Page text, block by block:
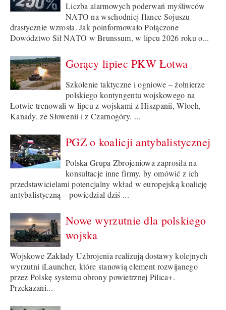
Liczba alarmowych poderwań myśliwców
NATO na wschodniej flance Sojuszu
drastycznie wzrosła. Jak poinformowało Połączone
Dowództwo Sił NATO w Brunssum, w lipcu 2026 roku o...
Gorący lipiec PKW Łotwa
Szkolenie taktyczne i ogniowe – żołnierze
polskiego kontyngentu wojskowego na
Łotwie trenowali w lipcu z wojskami z Hiszpanii, Włoch,
Kanady, ze Słowenii i z Czarnogóry. ...
PGZ o koalicji antybalistycznej
Polska Grupa Zbrojeniowa zaprosiła na
konsultacje inne firmy, by omówić z ich
przedstawicielami potencjalny wkład w europejską koalicję
antybalistyczną – powiedział dziś ...
Nowe wyrzutnie dla polskiego
wojska
Wojskowe Zakłady Uzbrojenia realizują dostawy kolejnych
wyrzutni iLauncher, które stanowią element rozwijanego
przez Polskę systemu obrony powietrznej Pilica+.
Przekazani...